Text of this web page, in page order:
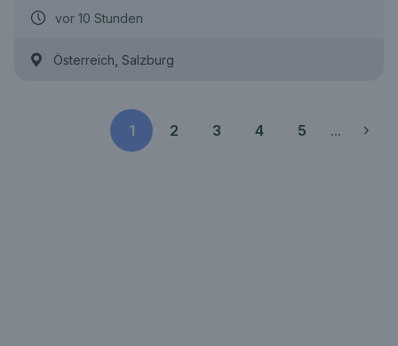
vor 10 Stunden
Österreich, Salzburg
1 2 3 4 5 ...